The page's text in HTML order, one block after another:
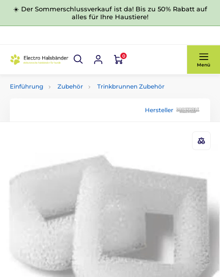
☀️ Der Sommerschlussverkauf ist da! Bis zu 50% Rabatt auf
alles für Ihre Haustiere!
0
Menü
Einführung Zubehör Trinkbrunnen Zubehör
Hersteller